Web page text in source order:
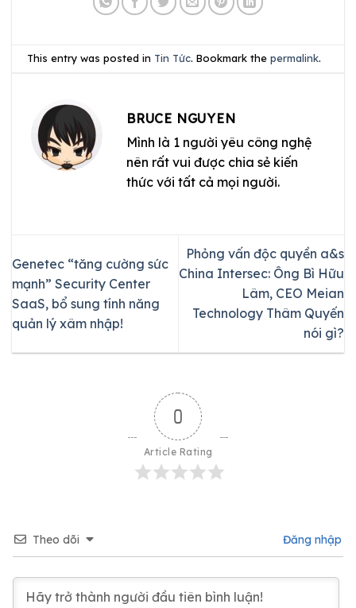
This entry was posted in Tin Tức. Bookmark thepermalink.
BRUCE NGUYEN
Mình là 1 người yêu công nghệ
nên rất vui được chia sẻ kiến
thức với tất cả mọi người.
Genetec “tăng cường sức
mạnh” Security Center
SaaS, bổ sung tính năng
quản lý xâm nhập!
Phỏng vấn độc quyền a&s
China Intersec: Ông Bì Hữu
Lâm, CEO Meian
Technology Thâm Quyến
nói gì?
0
Article Rating
Theo dõi Đăng nhập